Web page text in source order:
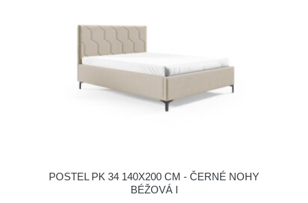
POSTEL PK 34 140X200 CM - ČERNÉ NOHY
BÉŽOVÁ I